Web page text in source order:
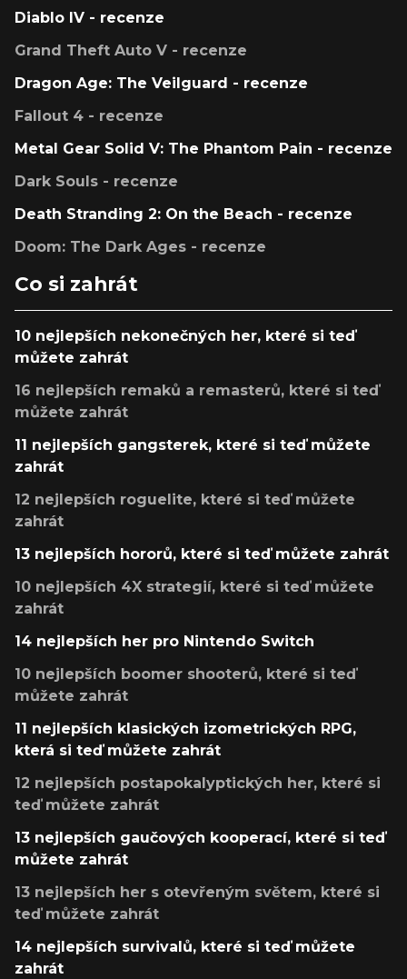
Diablo IV - recenze
Grand Theft Auto V - recenze
Dragon Age: The Veilguard - recenze
Fallout 4 - recenze
Metal Gear Solid V: The Phantom Pain - recenze
Dark Souls - recenze
Death Stranding 2: On the Beach - recenze
Doom: The Dark Ages - recenze
Co si zahrát
10 nejlepších nekonečných her, které si teď
můžete zahrát
16 nejlepších remaků a remasterů, které si teď
můžete zahrát
11 nejlepších gangsterek, které si teď můžete
zahrát
12 nejlepších roguelite, které si teď můžete
zahrát
13 nejlepších hororů, které si teď můžete zahrát
10 nejlepších 4X strategií, které si teď můžete
zahrát
14 nejlepších her pro Nintendo Switch
10 nejlepších boomer shooterů, které si teď
můžete zahrát
11 nejlepších klasických izometrických RPG,
která si teď můžete zahrát
12 nejlepších postapokalyptických her, které si
teď můžete zahrát
13 nejlepších gaučových kooperací, které si teď
můžete zahrát
13 nejlepších her s otevřeným světem, které si
teď můžete zahrát
14 nejlepších survivalů, které si teď můžete
zahrát